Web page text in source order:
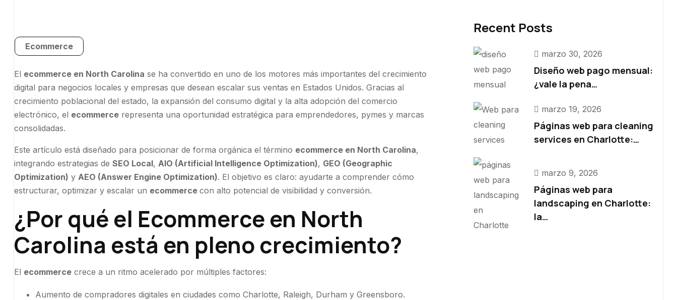
Ecommerce
El ecommerce en North Carolina se ha convertido en uno de los motores más importantes del crecimiento
digital para negocios locales y empresas que desean escalar sus ventas en Estados Unidos. Gracias al
crecimiento poblacional del estado, la expansión del consumo digital y la alta adopción del comercio
electrónico, el ecommerce representa una oportunidad estratégica para emprendedores, pymes y marcas
consolidadas.
Este artículo está diseñado para posicionar de forma orgánica el término ecommerce en North Carolina,
integrando estrategias de SEO Local, AIO (Artificial Intelligence Optimization), GEO (Geographic
Optimization) y AEO (Answer Engine Optimization). El objetivo es claro: ayudarte a comprender cómo
estructurar, optimizar y escalar un ecommerce con alto potencial de visibilidad y conversión.
¿Por qué el Ecommerce en North
Carolina está en pleno crecimiento?
El ecommerce crece a un ritmo acelerado por múltiples factores:
Aumento de compradores digitales en ciudades como Charlotte, Raleigh, Durham y Greensboro.
Recent Posts
marzo 30, 2026
Diseño web pago mensual:
¿vale la pena…
marzo 19, 2026
Páginas web para cleaning
services en Charlotte:…
marzo 9, 2026
Páginas web para
landscaping en Charlotte:
la…